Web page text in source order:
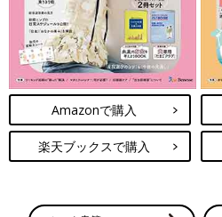
Amazonで購入
楽天ブックスで購入